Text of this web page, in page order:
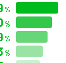
%
%
%
%